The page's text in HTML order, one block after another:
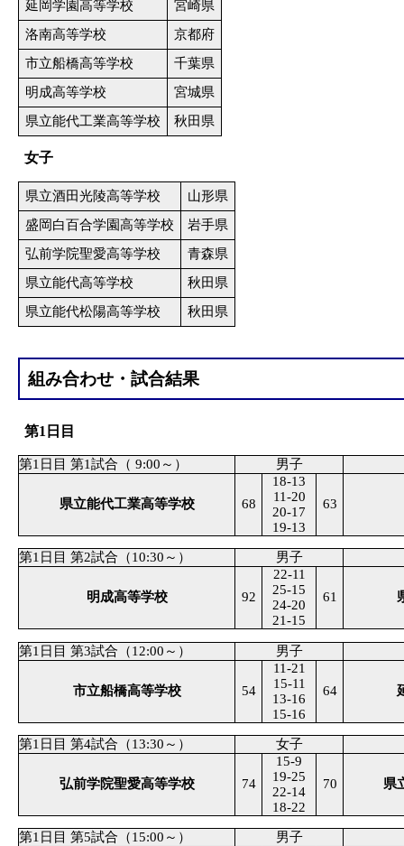
延岡学園高等学校
宮崎県
洛南高等学校
京都府
市立船橋高等学校
千葉県
明成高等学校
宮城県
県立能代工業高等学校
秋田県
女子
県立酒田光陵高等学校
山形県
盛岡白百合学園高等学校
岩手県
弘前学院聖愛高等学校
青森県
県立能代高等学校
秋田県
県立能代松陽高等学校
秋田県
組み合わせ・試合結果
第1日目
第1日目 第1試合（ 9:00～） 男子
県立能代工業高等学校 68
18-13
11-20
20-17
19-13
63
第1日目 第2試合（10:30～） 男子
明成高等学校 92
22-11
25-15
24-20
21-15
61
第1日目 第3試合（12:00～） 男子
市立船橋高等学校 54
11-21
15-11
13-16
15-16
64
第1日目 第4試合（13:30～） 女子
弘前学院聖愛高等学校 74
15-9
19-25
22-14
18-22
70 県
第1日目 第5試合（15:00～） 男子